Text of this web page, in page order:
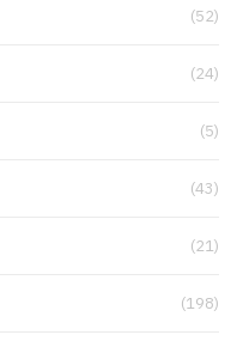
(52)
(24)
(5)
(43)
(21)
(198)